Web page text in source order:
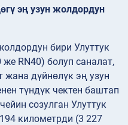
эң узун жолдордун
бири Улуттук
RN40) болуп саналат,
жана дүйнөлүк эң узун
түндүк чектен баштап
созулган Улуттук
километрди (3 227